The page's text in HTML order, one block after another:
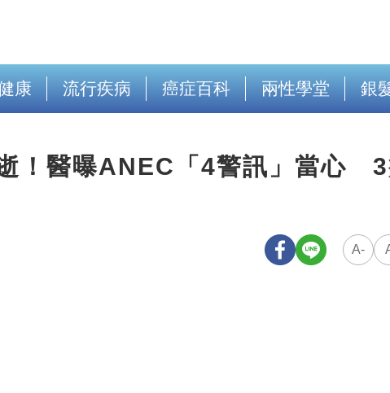
康 流行疾病 癌症百科 兩性學堂 銀
！醫曝ANEC「4警訊」當心
A-